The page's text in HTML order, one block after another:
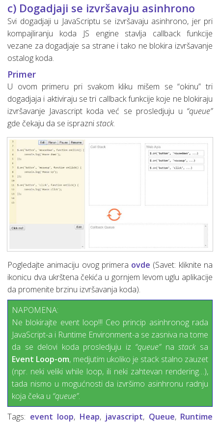
c) Dogadjaji se izvršavaju asinhrono
Svi dogadjaji u JavaScriptu se izvršavaju asinhrono, jer pri
kompajliranju koda JS engine stavlja callback funkcije
vezane za dogadjaje sa strane i tako ne blokira izvršavanje
ostalog koda.
Primer
U ovom primeru pri svakom kliku mišem se “okinu” tri
dogadjaja i aktiviraju se tri callback funkcije koje ne blokiraju
izvršavanje Javascript koda već se prosledjuju u “queue”
gde čekaju da se ispraznistack.
Pogledajte animaciju ovog primera ovde (Savet: kliknite na
ikonicu dva ukrštena čekića u gornjem levom uglu aplikacije
da promenite brzinu izvršavanja koda).
NAPOMENA:
Ne blokirajte event loop!!! Ceo princip asinhronog rada
JavaScript-a i Runtime Environment-a se zasniva na tome
da se delovi koda prosledjuju iz “queue”nastacksa
Event Loop-om, medjutim ukoliko je stack stalno zauzet
(npr. neki veliki while loop, ili neki zahtevan rendering…),
tada nismo u mogućnosti da izvršimo asinhronu radnju
koja čeka u “queue”.
Tags: event loop, Heap, javascript, Queue, Runtime